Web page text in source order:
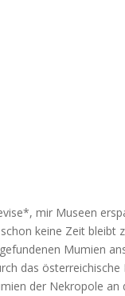
mir Museen
keine Zeit bleibt
Mumien
das
der Nekropole an